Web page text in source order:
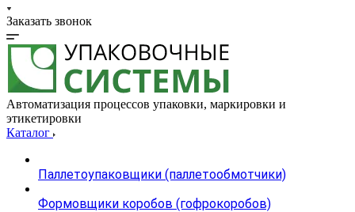
Заказать звонок
Автоматизация процессов упаковки, маркировки и
этикетировки
Каталог
Паллетоупаковщики (паллетообмотчики)
Формовщики коробов (гофрокоробов)